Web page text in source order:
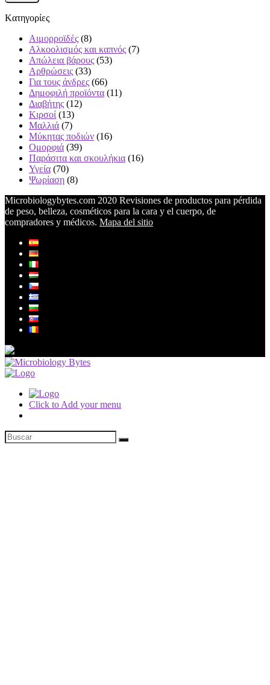
Kατηγορίες
Αιμορροϊδές (8)
Αλκοολισμός και καπνός (7)
Απώλεια βάρους (53)
Αρθρώσεις (33)
Για τους άνδρες (66)
Δημοφιλή προϊόντα (11)
Διαβήτης (12)
Κιρσοί (13)
Μαλλιά (7)
Μύκητας ποδιών (16)
Ομορφιά (39)
Παράσιτα και σκουλήκια (16)
Υγεία (70)
Ψωρίαση (8)
Microbiologybytes.com 2020 Revisiones de productos para pérdida
de peso, belleza, cosméticos para la cara y el cuerpo, de
compradores y médicos. Mapa del sitio
Click to Add your menu